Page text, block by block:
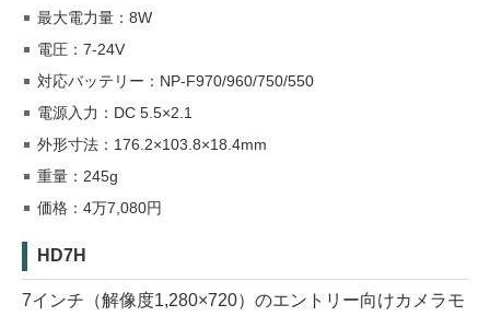
最大電力量：8W
電圧：7-24V
対応バッテリー：NP-F970/960/750/550
電源入力：DC 5.5×2.1
外形寸法：176.2×103.8×18.4mm
重量：245g
価格：4万7,080円
HD7H
7インチ（解像度1,280×720）のエントリー向けカメラモ